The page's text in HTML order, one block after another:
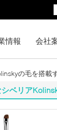
情報 会社
の毛を搭載
ベリア